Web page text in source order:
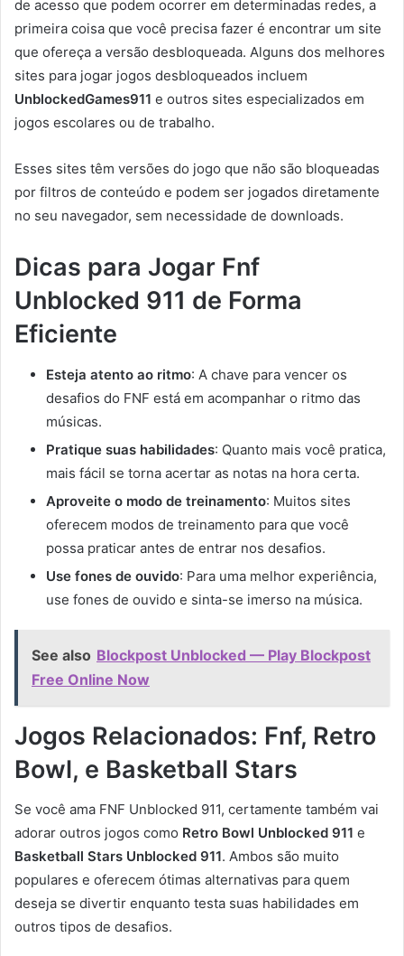
de acesso que podem ocorrer em determinadas redes, a
primeira coisa que você precisa fazer é encontrar um site
que ofereça a versão desbloqueada. Alguns dos melhores
sites para jogar jogos desbloqueados incluem
UnblockedGames911 e outros sites especializados em
jogos escolares ou de trabalho.
Esses sites têm versões do jogo que não são bloqueadas
por filtros de conteúdo e podem ser jogados diretamente
no seu navegador, sem necessidade de downloads.
Dicas para Jogar Fnf
Unblocked 911 de Forma
Eficiente
Esteja atento ao ritmo: A chave para vencer os
desafios do FNF está em acompanhar o ritmo das
músicas.
Pratique suas habilidades: Quanto mais você pratica,
mais fácil se torna acertar as notas na hora certa.
Aproveite o modo de treinamento: Muitos sites
oferecem modos de treinamento para que você
possa praticar antes de entrar nos desafios.
Use fones de ouvido: Para uma melhor experiência,
use fones de ouvido e sinta-se imerso na música.
See also Blockpost Unblocked — Play Blockpost
Free Online Now
Jogos Relacionados: Fnf, Retro
Bowl, e Basketball Stars
Se você ama FNF Unblocked 911, certamente também vai
adorar outros jogos como Retro Bowl Unblocked 911 e
Basketball Stars Unblocked 911. Ambos são muito
populares e oferecem ótimas alternativas para quem
deseja se divertir enquanto testa suas habilidades em
outros tipos de desafios.